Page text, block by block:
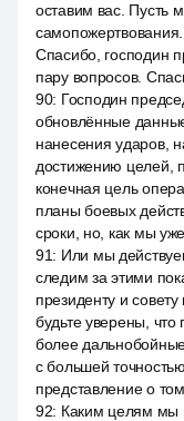
оставим вас. Пусть
Спасибо, господин
пару вопросов.
90: Господин
обновлённые
нанесения ударов,
достижению целей,
конечная цель
планы боевых
сроки, но, как мы уже
91: Или мы
следим за этими
президенту и
будьте уверены,
более
с большей
представление о том,
92: Каким целям мы